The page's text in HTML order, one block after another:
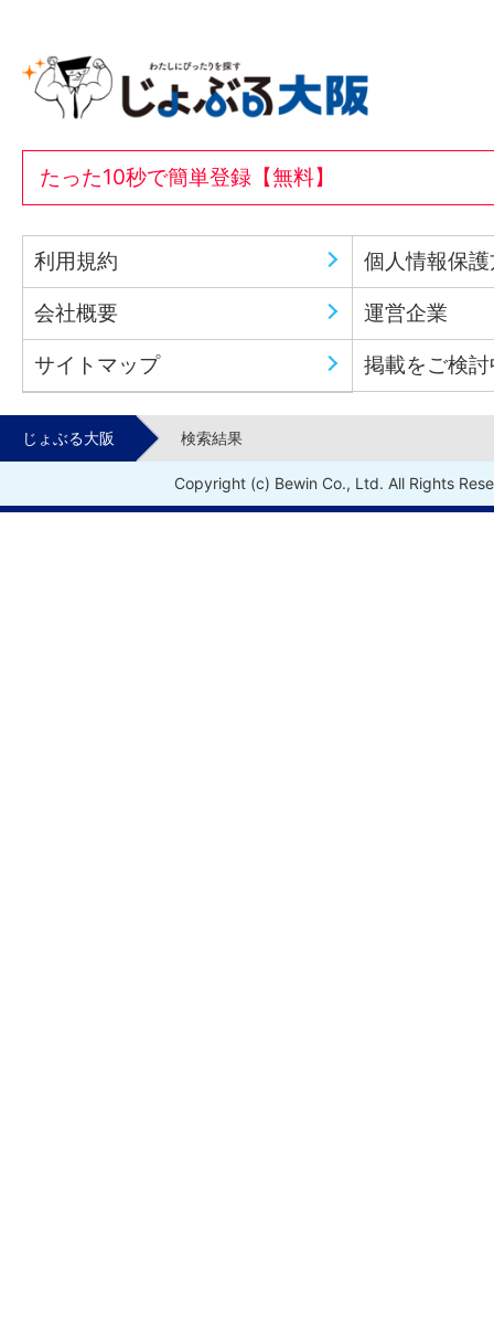
たった10秒で簡単登録【無料】
利用規約 個人情報保
会社概要 運営企業
サイトマップ 掲載をご検
じょぶる大阪 検索結果
Copyright (c) Bewin Co., Ltd. All Rights